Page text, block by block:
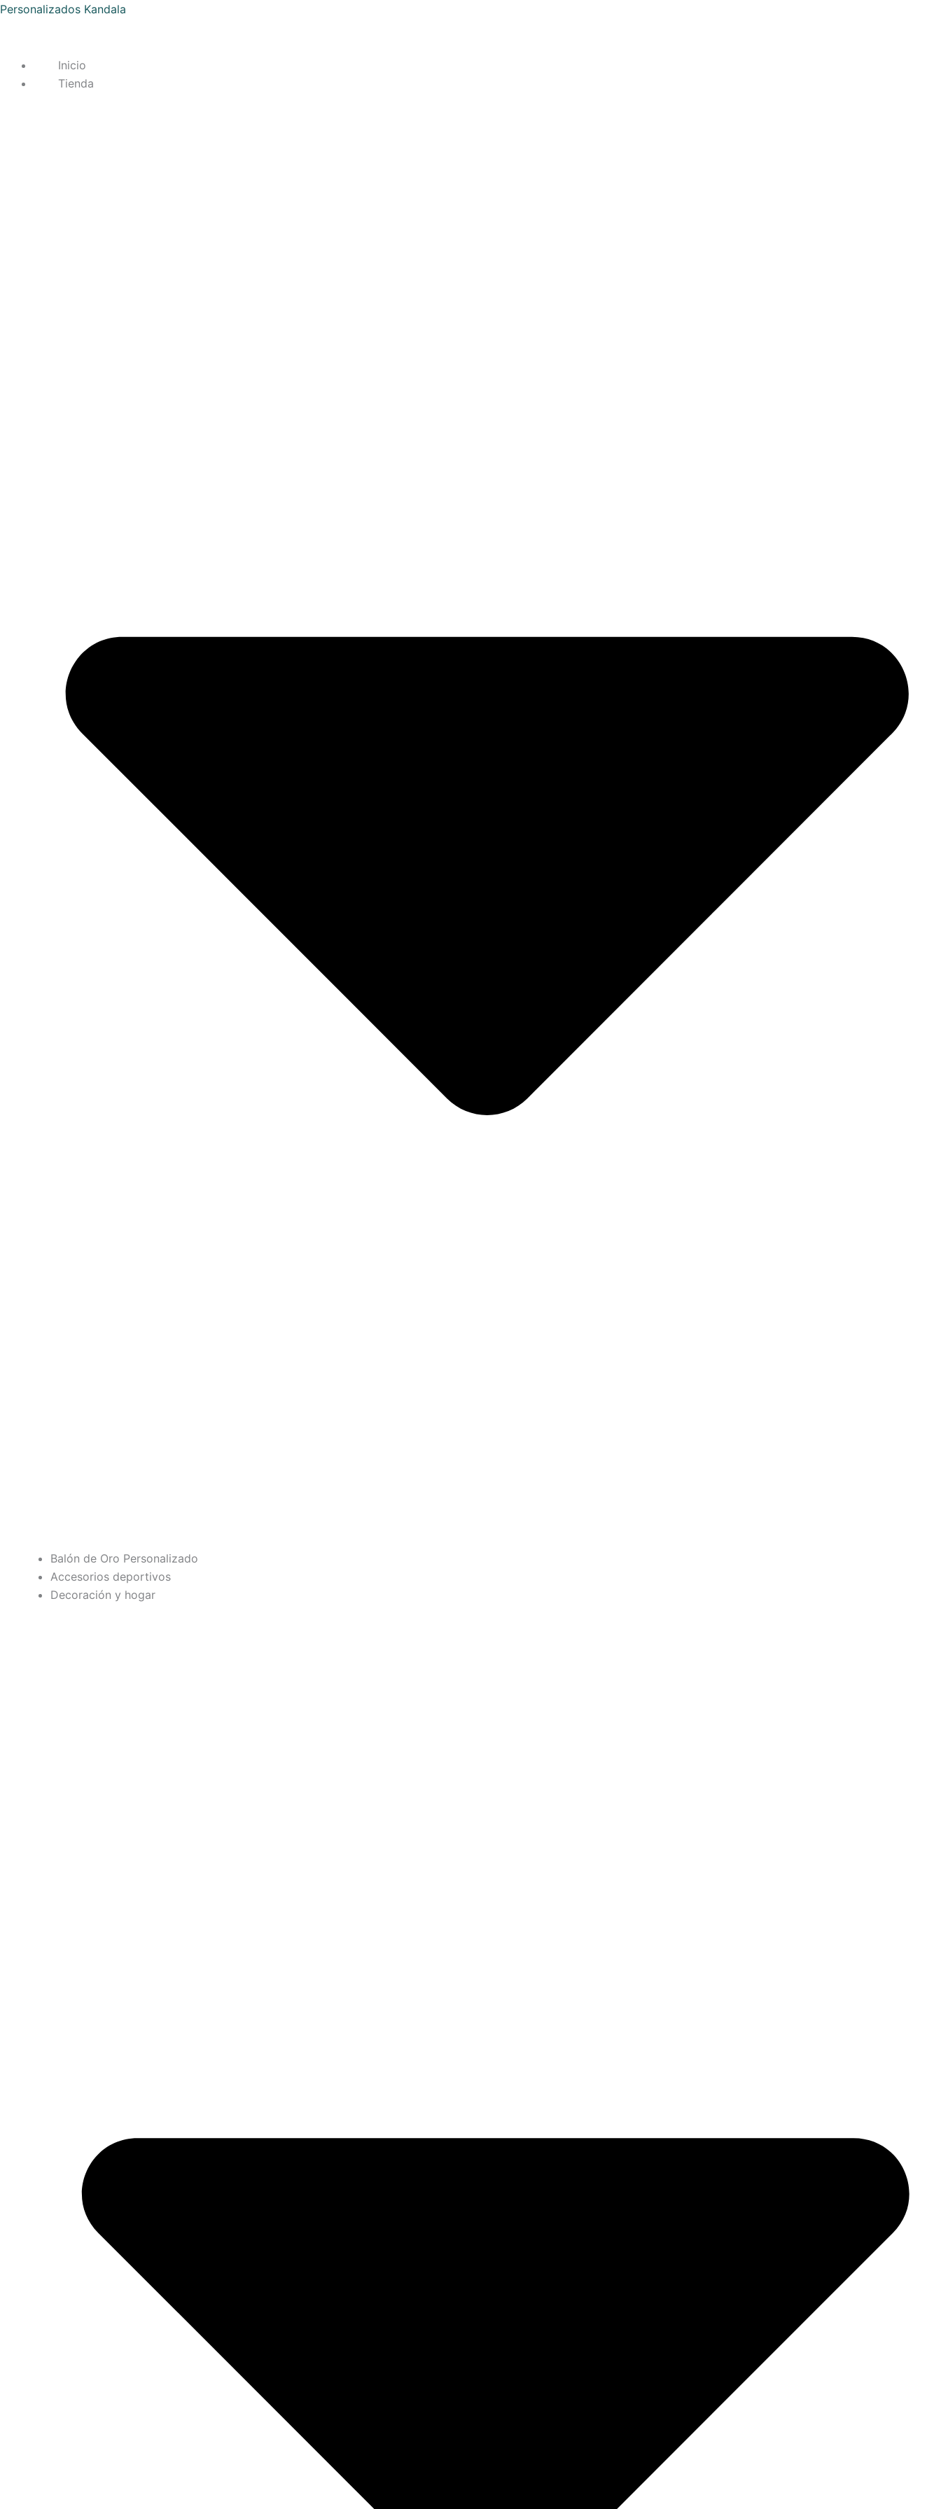
Ir
Personalizados Kandala
Inicio
Tienda
Balón de Oro Personalizado
Accesorios deportivos
Decoración y hogar